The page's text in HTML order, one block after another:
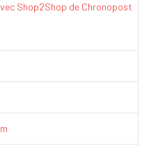
Shop2Shop de Chronopost